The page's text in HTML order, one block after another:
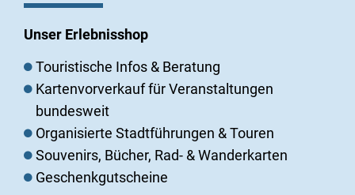
Unser Erlebnisshop
Touristische Infos & Beratung
Kartenvorverkauf für Veranstaltungen
bundesweit
Organisierte Stadtführungen & Touren
Souvenirs, Bücher, Rad- & Wanderkarten
Geschenkgutscheine